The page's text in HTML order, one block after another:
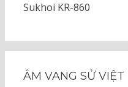
Sukhoi KR-860
ÂM VANG SỬ VIỆT